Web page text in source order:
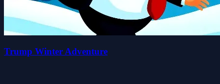
Trump Winter Adventure